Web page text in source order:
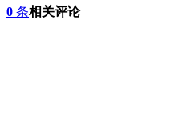
0 条相关评论